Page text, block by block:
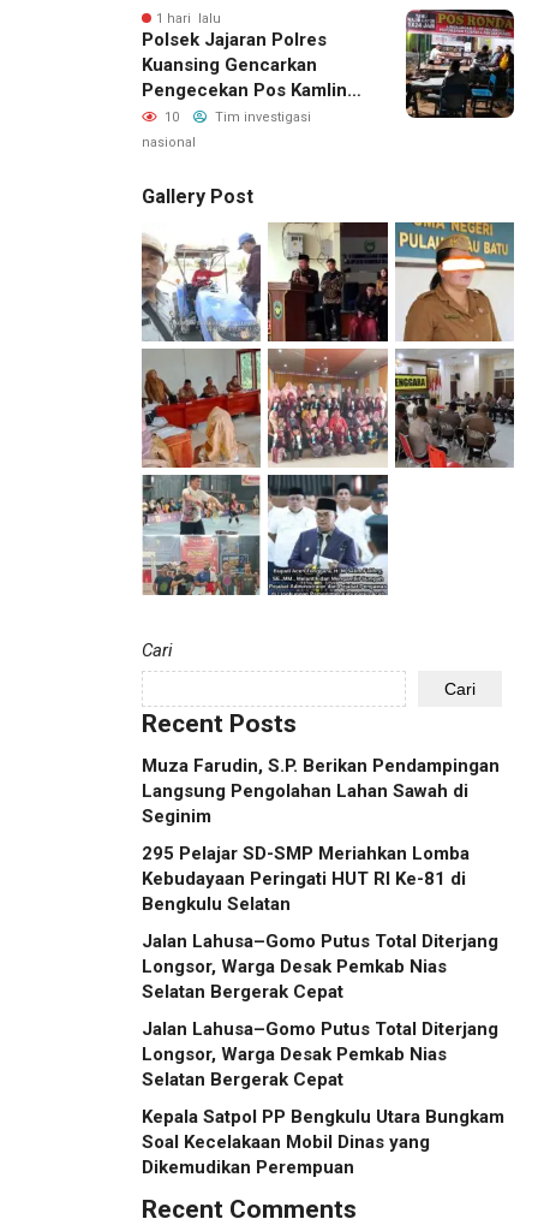
1 hari lalu
Polsek Jajaran Polres
Kuansing Gencarkan
Pengecekan Pos Kamling,
Kapolres Ajak Warga Aktif
Jaga Keamanan
10
Tim investigasi
nasional
Gallery Post
Cari
Cari
Recent Posts
Muza Farudin, S.P. Berikan Pendampingan
Langsung Pengolahan Lahan Sawah di
Seginim
295 Pelajar SD-SMP Meriahkan Lomba
Kebudayaan Peringati HUT RI Ke-81 di
Bengkulu Selatan
Jalan Lahusa–Gomo Putus Total Diterjang
Longsor, Warga Desak Pemkab Nias
Selatan Bergerak Cepat
Jalan Lahusa–Gomo Putus Total Diterjang
Longsor, Warga Desak Pemkab Nias
Selatan Bergerak Cepat
Kepala Satpol PP Bengkulu Utara Bungkam
Soal Kecelakaan Mobil Dinas yang
Dikemudikan Perempuan
Recent Comments